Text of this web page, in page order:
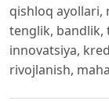
qishloq
tenglik, bandlik,
innovatsiya,
rivojlanish,